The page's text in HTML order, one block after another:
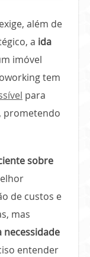
além de
a ida
imóvel
tem
para
prometendo
sobre
de custos e
mas
necessidade
entender